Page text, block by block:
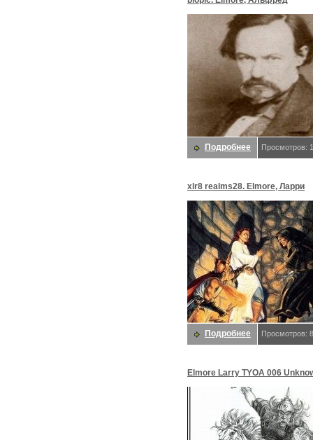
Подробнее Просмотров:
xlr8 realms28. Elmore, Ларри
Подробнее Просмотров:
Elmore Larry TYOA 006
D50. Elmore, Ларри